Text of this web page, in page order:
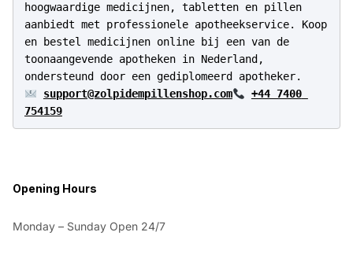
hoogwaardige medicijnen, tabletten en pillen
aanbiedt met professionele apotheekservice. Koop
en bestel medicijnen online bij een van de
toonaangevende apotheken in Nederland,
support@zolpidempillenshop.com
+44 7400
754159
Opening Hours
Monday – Sunday Open 24/7